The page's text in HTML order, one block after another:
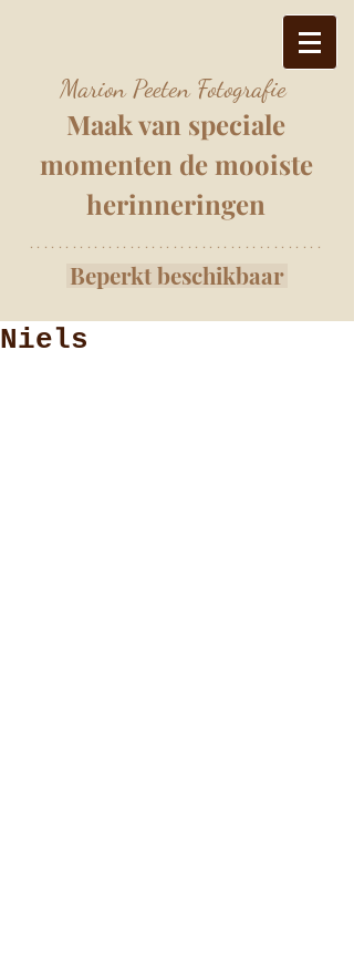
Marion Peeten Fotografie
Maak van speciale
momenten de mooiste
herinneringen
*****************************************
Beperkt beschikbaar
Niels